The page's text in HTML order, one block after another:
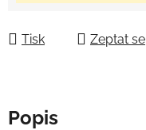
Tisk Zeptat se
Popis